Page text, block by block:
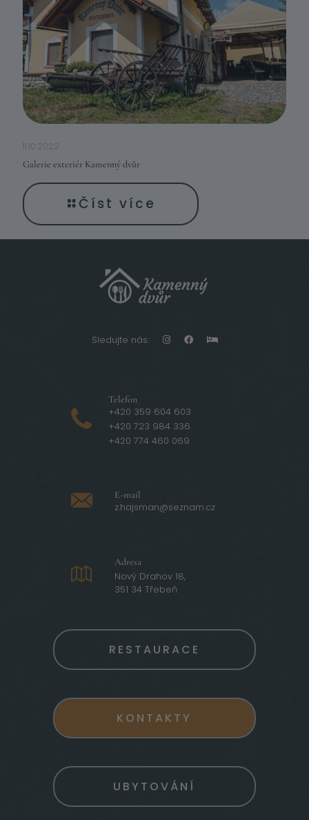
11.10.2022
Galerie exteriér Kamenný dvůr
Číst více
Sledujte nás:
Telefon
+420 359 604 603
+420 723 984 336
+420 774 460 069
E-mail
z.hajsman@seznam.cz
Adresa
Nový Drahov 18,
351 34 Třebeň
RESTAURACE
KONTAKTY
UBYTOVÁNÍ